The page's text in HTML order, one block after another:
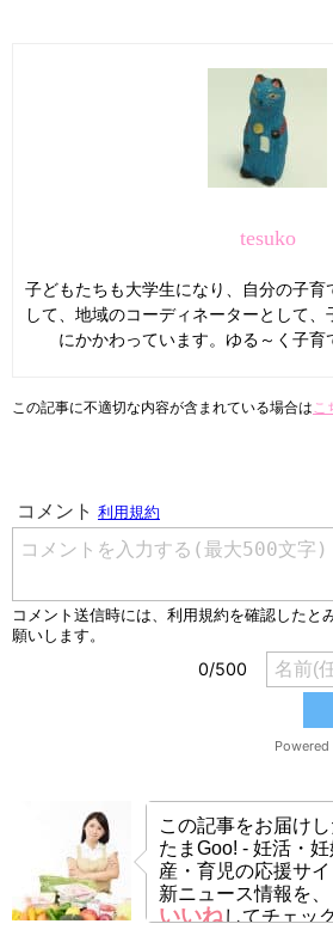
tesuko
子どもたちも大学生になり、自分の子育
して、地域のコーディネーターとして
にかかわっています。ゆる～く子育
この記事に不適切な内容が含まれている場合はこ
この記事をお届けし
たまGoo! - 妊活・妊
産・育児の応援サ
新ニュース情報を、
いいねしてチェッ